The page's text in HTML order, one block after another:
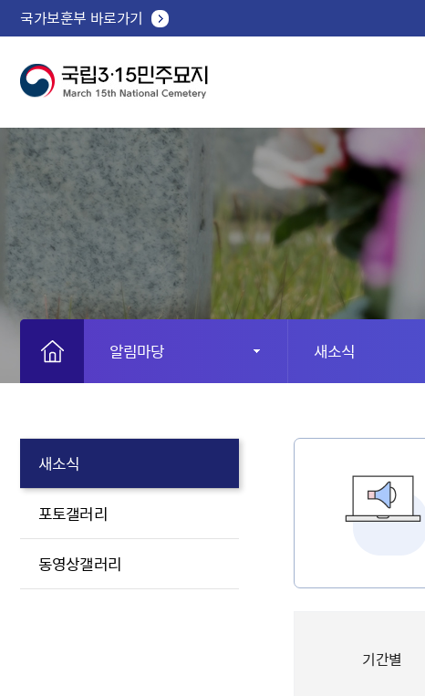
국가보훈부 바로가기
알림마당 새소식
새소식
포토갤러리
동영상갤러리
기간별